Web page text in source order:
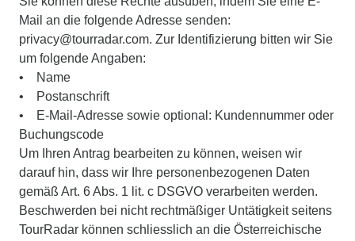
Mail an die folgende Adresse senden:
privacy@tourradar.com. Zur Identifizierung bitten wir Sie
um folgende Angaben:
• Name
• Postanschrift
• E-Mail-Adresse sowie optional: Kundennummer oder
Buchungscode
Um Ihren Antrag bearbeiten zu können, weisen wir
darauf hin, dass wir Ihre personenbezogenen Daten
gemäß Art. 6 Abs. 1 lit. c DSGVO verarbeiten werden.
Beschwerden bei nicht rechtmäßiger Untätigkeit seitens
TourRadar können schliesslich an die Österreichische